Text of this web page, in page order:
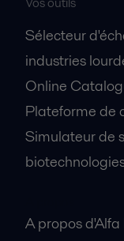
Sélecteur
industries
Online
Plateforme de
Simulateur de
A propos d'Alfa